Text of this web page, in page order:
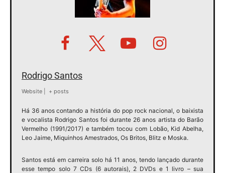
Rodrigo Santos
Website + posts
Há 36 anos contando a história do pop rock nacional, o baixista
e vocalista Rodrigo Santos foi durante 26 anos artista do Barão
Vermelho (1991/2017) e também tocou com Lobão, Kid Abelha,
Leo Jaime, Miquinhos Amestrados, Os Britos, Blitz e Moska.
Santos está em carreira solo há 11 anos, tendo lançado durante
esse tempo solo 7 CDs (6 autorais), 2 DVDs e 1 livro – sua